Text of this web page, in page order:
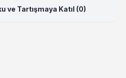
ve Tartışmaya Katıl (0)